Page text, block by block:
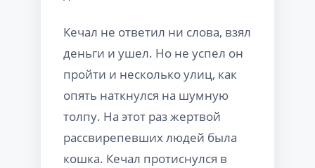
Кечал не ответил ни слова, взял
деньги и ушел. Но не успел он
пройти и несколько улиц, как
опять наткнулся на шумную
толпу. На этот раз жертвой
рассвирепевших людей была
кошка. Кечал протиснулся в